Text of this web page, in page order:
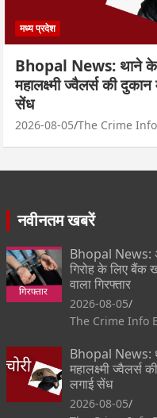
मध्य प्रदेश
Bhopal News: थाने
महालक्ष्मी ज्वैलर्स की
सेंध
2026-08-05 The Crime
नवीनतम खबरें
Bhopal News:
गिरोह के लिए बैंक
वाला गिरफ्तार
2026-08-05
The Crime Info
Bhopal News:
महालक्ष्मी ज्वैलर्स
लगाई सेंध
2026-08-05